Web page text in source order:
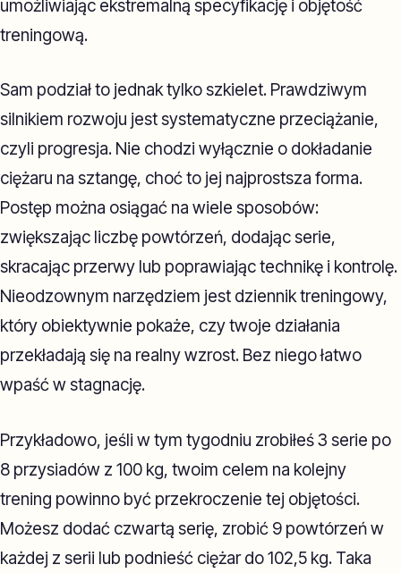
umożliwiając ekstremalną specyfikację i objętość
treningową.
Sam podział to jednak tylko szkielet. Prawdziwym
silnikiem rozwoju jest systematyczne przeciążanie,
czyli progresja. Nie chodzi wyłącznie o dokładanie
ciężaru na sztangę, choć to jej najprostsza forma.
Postęp można osiągać na wiele sposobów:
zwiększając liczbę powtórzeń, dodając serie,
skracając przerwy lub poprawiając technikę i kontrolę.
Nieodzownym narzędziem jest dziennik treningowy,
który obiektywnie pokaże, czy twoje działania
przekładają się na realny wzrost. Bez niego łatwo
wpaść w stagnację.
Przykładowo, jeśli w tym tygodniu zrobiłeś 3 serie po
8 przysiadów z 100 kg, twoim celem na kolejny
trening powinno być przekroczenie tej objętości.
Możesz dodać czwartą serię, zrobić 9 powtórzeń w
każdej z serii lub podnieść ciężar do 102,5 kg. Taka